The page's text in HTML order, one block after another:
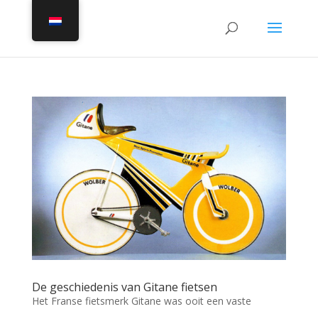
De geschiedenis van Gitane fietsen
Het Franse fietsmerk Gitane was ooit een vaste